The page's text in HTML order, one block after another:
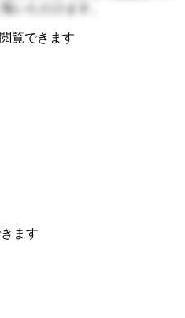
いただけます。
覧できます
ます